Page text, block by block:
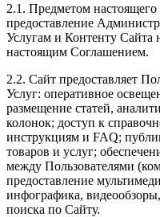
2.1. Предметом настоящего
предоставление
Услугам и Контенту Сайта
настоящим Соглашением.
2.2. Сайт предоставляет
Услуг: оперативное
размещение статей,
колонок; доступ к
инструкциям и FAQ;
товаров и услуг;
между Пользователями
предоставление
инфографика,
поиска по Сайту.